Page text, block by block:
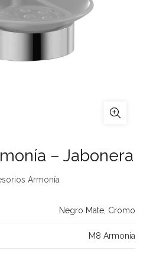
– Jabonera
Armonía
Negro Mate Cromo
M8 Armonía